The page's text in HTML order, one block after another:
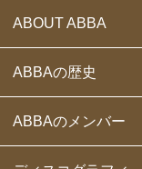
ABOUT ABBA
ABBAの歴史
ABBAのメンバー